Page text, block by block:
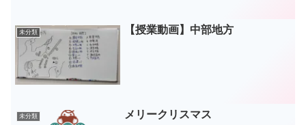
上位モデルを選んだのかと言えば、キー
パッドに施錠ボタン...
未分類 【授業動画】中部地方
未分類 メリークリスマス